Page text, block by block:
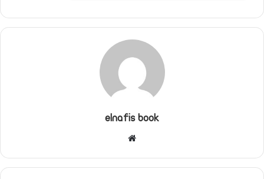
elnafis book